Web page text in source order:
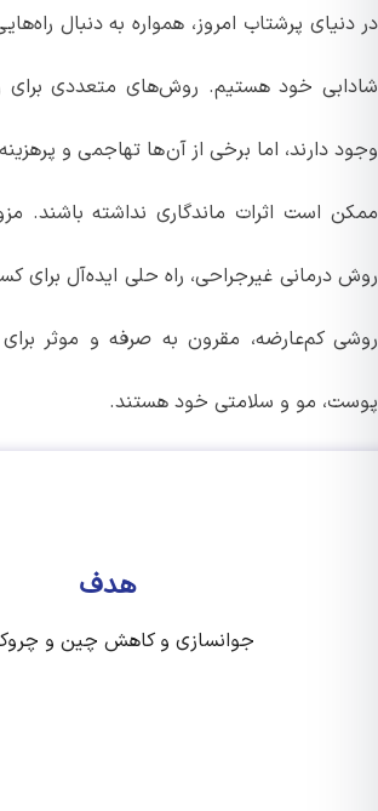
پرشتاب امروز، همواره به دنبال
خود هستیم. روش‌های متعددی برای
دارند، اما برخی از آن‌ها تهاجمی و پرهزینه
است اثرات ماندگاری نداشته باشند.
درمانی غیرجراحی، راه حلی ایده‌آل برای
کم‌عارضه، مقرون به صرفه و موثر برای
مو و سلامتی خود هستند.
هدف
جوانسازی و کاهش چین و چروک